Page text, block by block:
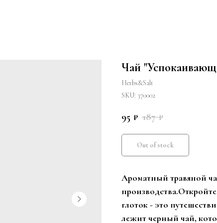
Чай
Herbs&Salt
SKU: 370002
95 ₽ 187 ₽
Out of stock
Ароматный травяной
производства.
глоток - это
лежит черный чай,